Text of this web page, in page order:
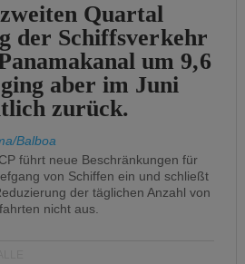
Quartal
der Schiffsverkehr
um 9,6
aber im Juni
zurück.
Balboa
führt neue Beschränkungen für
von Schiffen ein und schließt
der täglichen Anzahl von
nicht aus.